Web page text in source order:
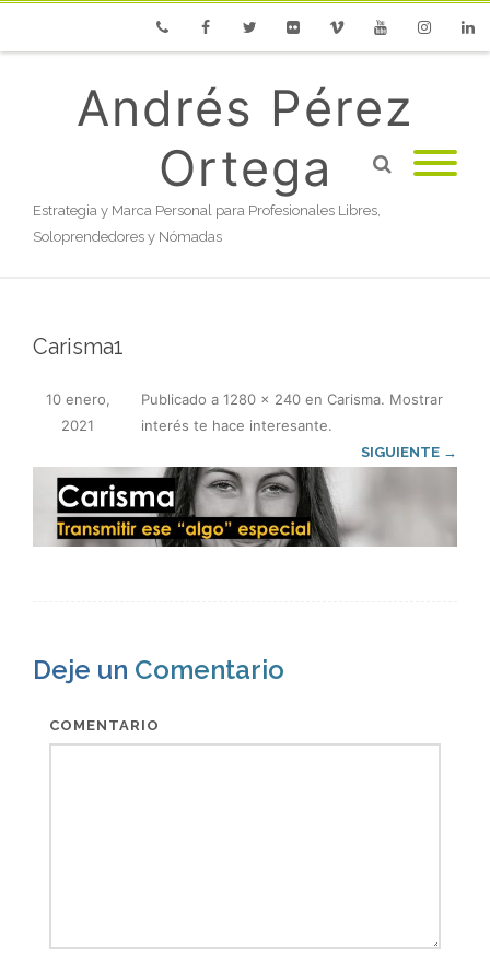
Andrés Pérez
Ortega
Estrategia y Marca Personal para Profesionales Libres,
Soloprendedores y Nómadas
Carisma1
Publicado
10 enero,
2021
a 1280 × 240 en Carisma. Mostrar
interés te hace interesante.
SIGUIENTE →
Deje un Comentario
COMENTARIO